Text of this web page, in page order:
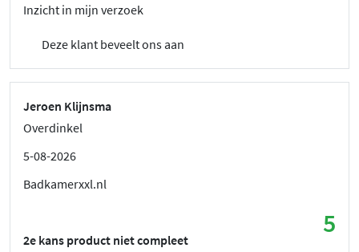
Inzicht in mijn verzoek
Deze klant beveelt ons aan
Jeroen Klijnsma
Overdinkel
5-08-2026
Badkamerxxl.nl
5
2e kans product niet compleet